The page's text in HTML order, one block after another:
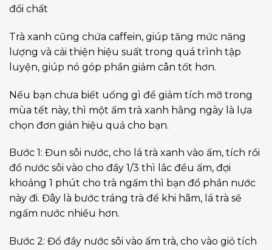
đổi chất
Trà xanh cũng chứa caffein, giúp tăng mức năng
lượng và cải thiện hiệu suất trong quá trình tập
luyện, giúp nó góp phần giảm cân tốt hơn.
Nếu bạn chưa biết uống gì để giảm tích mỡ trong
mùa tết này, thì một ấm trà xanh hằng ngày là lựa
chọn đơn giản hiệu quả cho bạn.
Bước 1: Đun sôi nước, cho lá trà xanh vào ấm, tích rồi
đổ nước sôi vào cho đầy 1/3 thì lắc đều ấm, đợi
khoảng 1 phút cho trà ngấm thì bạn đổ phần nước
này đi. Đây là bước tráng trà để khi hãm, lá trà sẽ
ngấm nước nhiều hơn.
Bước 2: Đổ đầy nước sôi vào ấm trà, cho vào giỏ tích